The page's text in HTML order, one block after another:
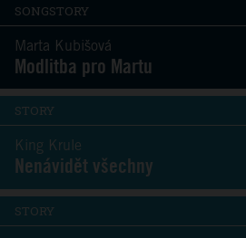
SONGSTORY
Marta Kubišová
Modlitba pro Martu
STORY
King Krule
Nenávidět všechny
STORY